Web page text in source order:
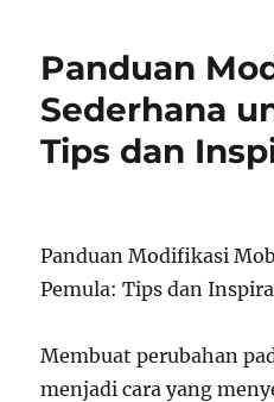
Panduan
Sederhana
Tips dan
Panduan Modifikasi
Pemula: Tips dan
Membuat perubahan
menjadi cara yang